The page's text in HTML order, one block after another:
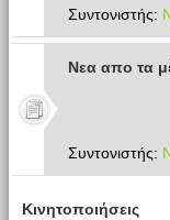
Συντονιστής:
Νεα απο τα
Συντονιστής:
Κινητοποιήσεις